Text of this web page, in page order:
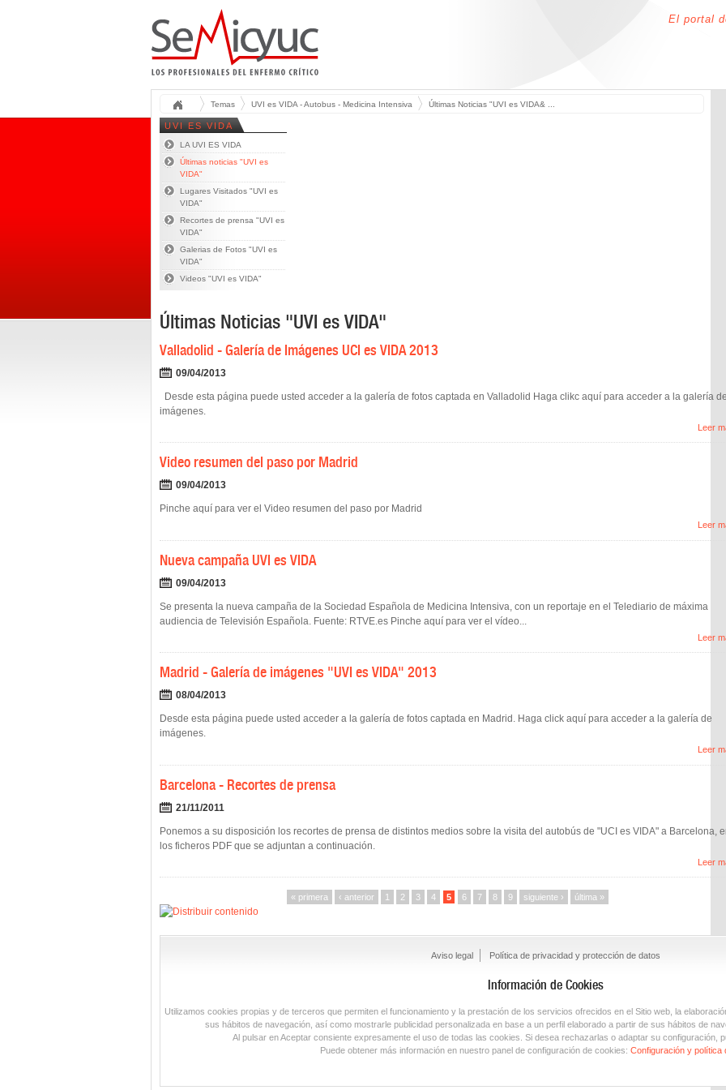
El portal
Temas UVI es VIDA - Autobus - Medicina Intensiva Últimas Noticias "UVI es VIDA& ...
UVI ES VIDA
LA UVI ES VIDA
Últimas noticias "UVI es
VIDA"
Lugares Visitados "UVI es
VIDA"
Recortes de prensa "UVI es
VIDA"
Galerias de Fotos "UVI es
VIDA"
Videos "UVI es VIDA"
Últimas Noticias "UVI es VIDA"
Valladolid - Galería de Imágenes UCI es VIDA 2013
09/04/2013
Desde esta página puede usted acceder a la galería de fotos captada en Valladolid Haga clikc aquí para acceder a la galería de
imágenes.
Leer
Video resumen del paso por Madrid
09/04/2013
Pinche aquí para ver el Video resumen del paso por Madrid
Leer
Nueva campaña UVI es VIDA
09/04/2013
Se presenta la nueva campaña de la Sociedad Española de Medicina Intensiva, con un reportaje en el Telediario de máxima
audiencia de Televisión Española. Fuente: RTVE.es Pinche aquí para ver el vídeo...
Leer
Madrid - Galería de imágenes "UVI es VIDA" 2013
08/04/2013
Desde esta página puede usted acceder a la galería de fotos captada en Madrid. Haga click aquí para acceder a la galería de
imágenes.
Leer
Barcelona - Recortes de prensa
21/11/2011
Ponemos a su disposición los recortes de prensa de distintos medios sobre la visita del autobús de "UCI es VIDA" a Barcelona,
los ficheros PDF que se adjuntan a continuación.
Leer
« primera ‹ anterior 1 2 3 4 5 6 7 8 9 siguiente › última »
Aviso legal Política de privacidad y protección de datos
Información de Cookies
Utilizamos cookies propias y de terceros que permiten el funcionamiento y la prestación de los servicios ofrecidos en el Sitio web, la
sus hábitos de navegación, así como mostrarle publicidad personalizada en base a un perfil elaborado a partir de sus hábitos de
Al pulsar en Aceptar consiente expresamente el uso de todas las cookies. Si desea rechazarlas o adaptar su configuración,
Puede obtener más información en nuestro panel de configuración de cookies: Configuración y política